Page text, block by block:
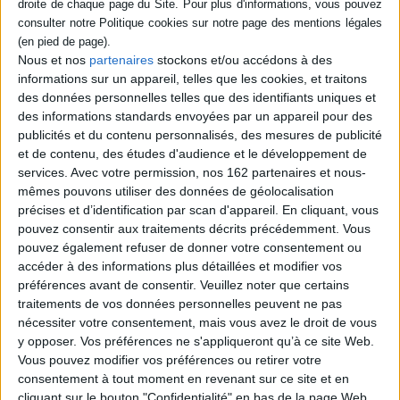
Nous et nos partenaires stockons et/ou accédons à des
informations sur un appareil, telles que les cookies, et traitons
des données personnelles telles que des identifiants uniques et
des informations standards envoyées par un appareil pour des
publicités et du contenu personnalisés, des mesures de publicité
et de contenu, des études d'audience et le développement de
services. Avec votre permission, nos 162 partenaires et nous-
mêmes pouvons utiliser des données de géolocalisation
précises et d’identification par scan d'appareil. En cliquant, vous
pouvez consentir aux traitements décrits précédemment. Vous
pouvez également refuser de donner votre consentement ou
accéder à des informations plus détaillées et modifier vos
préférences avant de consentir. Veuillez noter que certains
traitements de vos données personnelles peuvent ne pas
nécessiter votre consentement, mais vous avez le droit de vous
y opposer. Vos préférences ne s'appliqueront qu’à ce site Web.
Vous pouvez modifier vos préférences ou retirer votre
consentement à tout moment en revenant sur ce site et en
cliquant sur le bouton "Confidentialité" en bas de la page Web.
Coppi, Bobet, Pélissiers aux Mont Ventoux, à l'Alpe ou au
Tourmalet. Ce délicat abécédaire peut se lire comme le
délicat complément des Forcenés de Philippe Bordas.
Les tondeuses à gazon , de Stephanie Doyon, présenté
par Blandine Daurios
Stephanie Doyon est américaine. Son premier roman, Les
tondeuses à gazon met en scène la rivalité qui oppose deux
enfants. Le premier est le benjamin, mal aimé, d'une fratrie
de dix ; le second est l'enfant prometteur et optimiste. Deux
destins réunis dans une lutte sans merci dont le récit est servi
avec verve et sagesse par une auteure débutante mais
prometteuse.
Les sourires de l'Histoire
, de Guy Breton, présenté par
Thi-Hanh Ma
Puisant dans ses archives historiques personnelles ou dans
son imagination fertile (ainsi, l'interview de Cadet Rousselle
ou l'histoire du docteur Mu), Guy Breton met en scène des
personnages truculents. Au cours de ces morceaux choisis,
L'espèce fabulatrice
Auteur :Nancy Huston
Actes Sud
18,30 €
Remarquable, n'est-ce
pas ?
Auteur :Robert Benchley
Éditeur :Monsieur
Toussaint Louverture
16,50 €
Découvrez nos Newsletters Mollat !
JE M'INSCRIS